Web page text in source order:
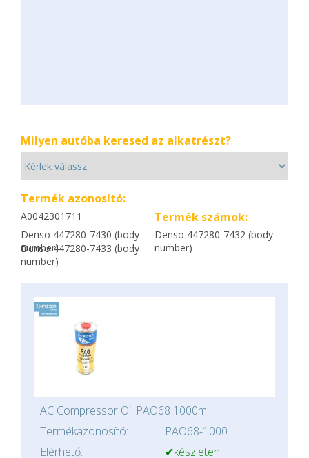
Milyen autóba keresed az alkatrészt?
Termék azonosító:
A0042301711 Termék számok:
Denso 447280-7430 (body
number)
Denso 447280-7432 (body
number)
Denso 447280-7433 (body
number)
AC Compressor Oil PAO68 1000ml
Termékazonosító:
PAO68-1000
Elérhető:
✔készleten